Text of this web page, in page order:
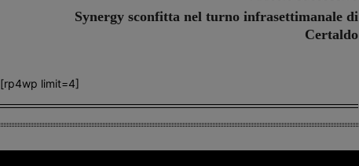
Synergy sconfitta nel turno infrasettimanale di
Certaldo
[rp4wp limit=4]